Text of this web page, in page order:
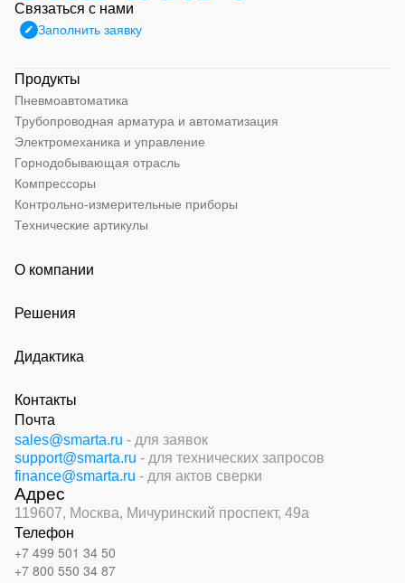
Связаться с нами
Заполнить заявку
Продукты
Пневмоавтоматика
Трубопроводная арматура и автоматизация
Электромеханика и управление
Горнодобывающая отрасль
Компрессоры
Контрольно-измерительные приборы
Технические артикулы
О компании
Решения
Дидактика
Контакты
Почта
sales@smarta.ru - для заявок
support@smarta.ru - для технических запросов
finance@smarta.ru - для актов сверки
Адрес
119607, Москва, Мичуринский проспект, 49а
Телефон
+7 499 501 34 50
+7 800 550 34 87